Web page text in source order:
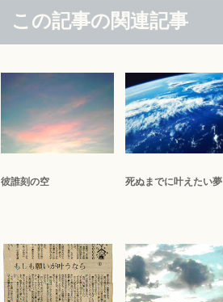
この記事の関連記事
彼誰刻の空 死ぬまでに叶えたい夢